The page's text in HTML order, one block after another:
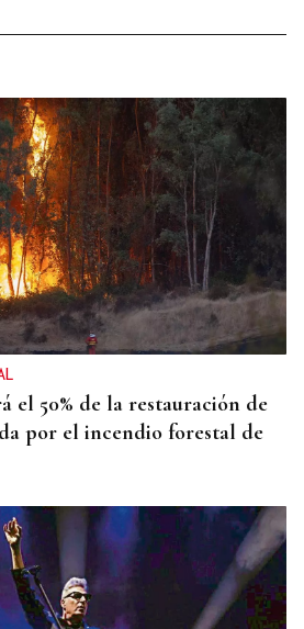
presidente del Comité
el 50% de la restauración de
por el incendio forestal de